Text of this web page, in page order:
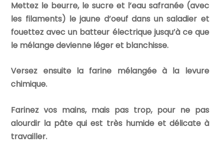
Mettez le beurre, le sucre et l’eau safranée (avec
les filaments) le jaune d’oeuf dans un saladier et
fouettez avec un batteur électrique jusqu’à ce que
le mélange devienne léger et blanchisse.
Versez ensuite la farine mélangée à la levure
chimique.
Farinez vos mains, mais pas trop, pour ne pas
alourdir la pâte qui est très humide et délicate à
travailler.